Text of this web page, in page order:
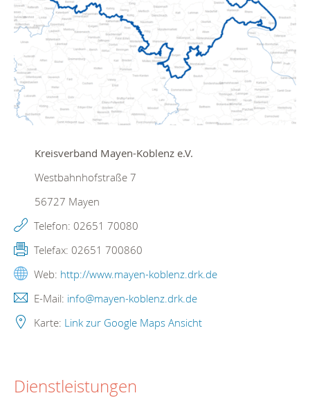
Kreisverband Mayen-Koblenz e.V.
Westbahnhofstraße 7
56727 Mayen
Telefon: 02651 70080
Telefax: 02651 700860
Web: http://www.mayen-koblenz.drk.de
E-Mail: info@mayen-koblenz.drk.de
Karte: Link zur Google Maps Ansicht
Dienstleistungen